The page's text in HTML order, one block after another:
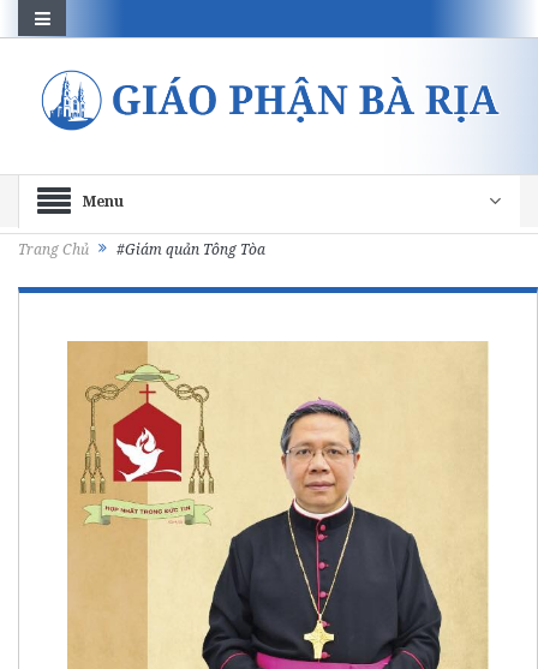
Menu
Trang Chủ #Giám quản Tông Tòa